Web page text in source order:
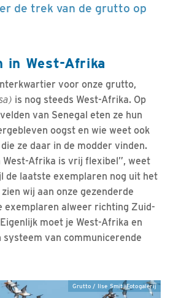
de trek van de grutto op
in West-Afrika
voor onze grutto,
is nog steeds West-Afrika. Op
van Senegal eten ze hun
oogst en wie weet ook
ze daar in de modder vinden.
Afrika is vrij flexibel”, weet
de laatste exemplaren nog uit het
wij aan onze gezenderde
exemplaren alweer richting Zuid-
moet je West-Afrika en
systeem van communicerende
Grutto / Ilse Smit, Fotogalerij